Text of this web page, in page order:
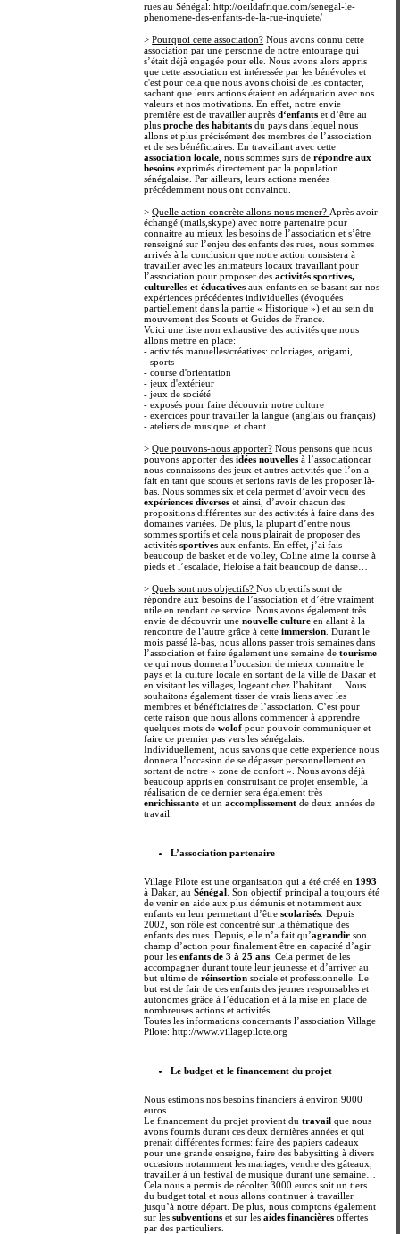
rues au Sénégal: http://oeildafrique.com/senegal-le-
phenomene-des-enfants-de-la-rue-inquiete/
>Pourquoi cette association? Nous avons connu cette
association par une personne de notre entourage qui
s’était déjà engagée pour elle. Nous avons alors appris
que cette association est intéressée par les bénévoles et
c'est pour cela que nous avons choisi de les contacter,
sachant que leurs actions étaient en adéquation avec nos
valeurs et nos motivations. En effet, notre envie
première est de travailler auprèsd‘enfants et d’être au
plusproche des habitantsdu pays dans lequel nous
allons et plus précisément des membres de l’association
et de ses bénéficiaires. En travaillant avec cette
association locale , nous sommes surs derépondre aux
besoinsexprimés directement par la population
sénégalaise. Par ailleurs, leurs actions menées
précédemment nous ont convaincu.
>Quelle action concrète allons-nous mener? Après avoir
échangé (mails,skype) avec notre partenaire pour
connaitre au mieux les besoins de l’association et s’être
renseigné sur l’enjeu des enfants des rues, nous sommes
arrivés à la conclusion que notre action consistera à
travailler avec les animateurs locaux travaillant pour
l’association pour proposer desactivités sportives,
culturelles et éducatives aux enfants en se basant sur nos
expériences précédentes individuelles (évoquées
partiellement dans la partie « Historique ») et au sein du
mouvement des Scouts et Guides de France.
Voici une liste non exhaustive des activités que nous
allons mettre en place:
- activités manuelles/créatives: coloriages, origami,...
- sports
- course d'orientation
- jeux d'extérieur
- jeux de société
- exposés pour faire découvrir notre culture
- exercices pour travailler la langue (anglais ou français)
- ateliers de musique et chant
>Que pouvons-nous apporter? Nous pensons que nous
pouvons apporter desidées nouvelles à l’associationcar
nous connaissons des jeux et autres activités que l’on a
fait en tant que scouts et serions ravis de les proposer là-
bas. Nous sommes six et cela permet d’avoir vécu des
expériences diverses et ainsi, d’avoir chacun des
propositions différentes sur des activités à faire dans des
domaines variées. De plus, la plupart d’entre nous
sommes sportifs et cela nous plairait de proposer des
activitéssportives aux enfants. En effet, j’ai fais
beaucoup de basket et de volley, Coline aime la course à
pieds et l’escalade, Heloise a fait beaucoup de danse…
>Quels sont nos objectifs?Nos objectifs sont de
répondre aux besoins de l’association et d’être vraiment
utile en rendant ce service. Nous avons également très
envie de découvrir unenouvelle culture en allant à la
rencontre de l’autre grâce à cetteimmersion . Durant le
mois passé là-bas, nous allons passer trois semaines dans
l’association et faire également une semaine detourisme
ce qui nous donnera l’occasion de mieux connaitre le
pays et la culture locale en sortant de la ville de Dakar et
en visitant les villages, logeant chez l’habitant… Nous
souhaitons également tisser de vrais liens avec les
membres et bénéficiaires de l’association. C’est pour
cette raison que nous allons commencer à apprendre
quelques mots dewolof pour pouvoir communiquer et
faire ce premier pas vers les sénégalais.
Individuellement, nous savons que cette expérience nous
donnera l’occasion de se dépasser personnellement en
sortant de notre « zone de confort ». Nous avons déjà
beaucoup appris en construisant ce projet ensemble, la
réalisation de ce dernier sera également très
enrichissanteet unaccomplissement de deux années de
travail.
L’association partenaire
Village Pilote est une organisation qui a été créé en 1993
à Dakar, auSénégal . Son objectif principal a toujours été
de venir en aide aux plus démunis et notamment aux
enfants en leur permettant d’êtrescolarisés . Depuis
2002, son rôle est concentré sur la thématique des
enfants des rues. Depuis, elle n’a fait qu’agrandir son
champ d’action pour finalement être en capacité d’agir
pour lesenfants de 3 à 25 ans . Cela permet de les
accompagner durant toute leur jeunesse et d’arriver au
but ultime deréinsertion sociale et professionnelle. Le
but est de fair de ces enfants des jeunes responsables et
autonomes grâce à l’éducation et à la mise en place de
nombreuses actions et activités.
Toutes les informations concernants l’association Village
Pilote: http://www.villagepilote.org
Le budget et le financement du projet
Nous estimons nos besoins financiers à environ 9000
euros.
Le financement du projet provient dutravail que nous
avons fournis durant ces deux dernières années et qui
prenait différentes formes: faire des papiers cadeaux
pour une grande enseigne, faire des babysitting à divers
occasions notamment les mariages, vendre des gâteaux,
travailler à un festival de musique durant une semaine…
Cela nous a permis de récolter 3000 euros soit un tiers
du budget total et nous allons continuer à travailler
jusqu’à notre départ. De plus, nous comptons également
sur lessubventions et sur lesaides financières offertes
par des particuliers.